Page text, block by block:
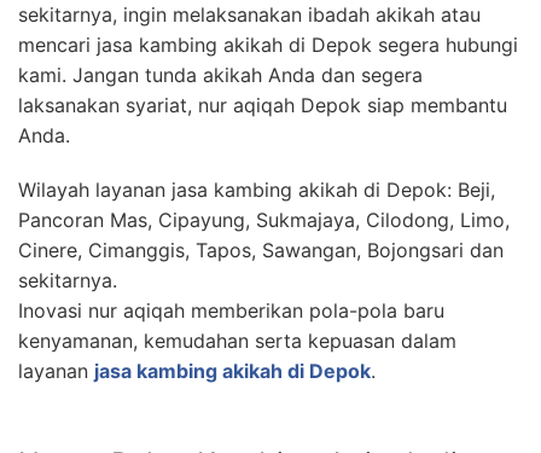
sekitarnya, ingin melaksanakan ibadah akikah atau
mencari jasa kambing akikah di Depok segera hubungi
kami. Jangan tunda akikah Anda dan segera
laksanakan syariat, nur aqiqah Depok siap membantu
Anda.
Wilayah layanan jasa kambing akikah di Depok: Beji,
Pancoran Mas, Cipayung, Sukmajaya, Cilodong, Limo,
Cinere, Cimanggis, Tapos, Sawangan, Bojongsari dan
sekitarnya.
Inovasi nur aqiqah memberikan pola-pola baru
kenyamanan, kemudahan serta kepuasan dalam
layanan jasa kambing akikah di Depok.